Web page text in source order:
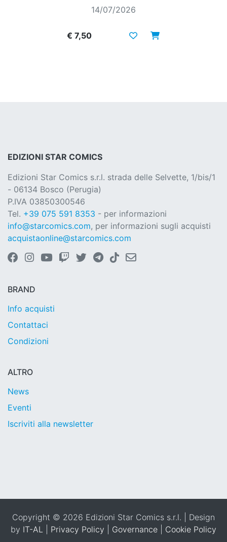
14/07/2026
€ 7,50
EDIZIONI STAR COMICS
Edizioni Star Comics s.r.l. strada delle Selvette, 1/bis/1
- 06134 Bosco (Perugia)
P.IVA 03850300546
Tel. +39 075 591 8353 - per informazioni
info@starcomics.com, per informazioni sugli acquisti
acquistaonline@starcomics.com
BRAND
Info acquisti
Contattaci
Condizioni
ALTRO
News
Eventi
Iscriviti alla newsletter
Copyright © 2026 Edizioni Star Comics s.r.l. | Design
by IT-AL Privacy Policy Governance Cookie Policy